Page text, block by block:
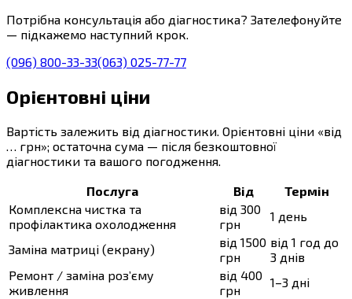
Потрібна консультація або діагностика? Зателефонуйте
— підкажемо наступний крок.
(096) 800-33-33(063) 025-77-77
Орієнтовні ціни
Вартість залежить від діагностики. Орієнтовні ціни «від
… грн»; остаточна сума — після безкоштовної
діагностики та вашого погодження.
Послуга
Від
Термін
Комплексна чистка та
профілактика охолодження
від 300
грн
1 день
Заміна матриці (екрану)
від 1500
грн
від 1 год до
3 днів
Ремонт / заміна роз’єму
живлення
від 400
грн
1–3 дні